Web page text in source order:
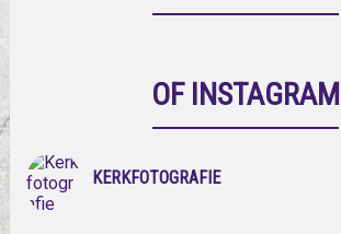
OF INSTAGRAM
KERKFOTOGRAFIE